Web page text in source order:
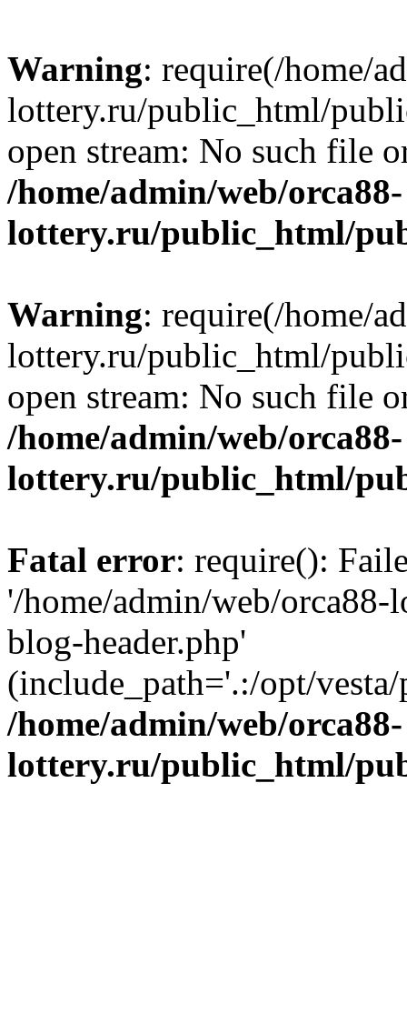
Warning: require(/home/
lottery.ru/public_html/
open stream: No such file
/home/admin/web/orca88-
lottery.ru/public_html/
Warning: require(/home/
lottery.ru/public_html/
open stream: No such file
/home/admin/web/orca88-
lottery.ru/public_html/
Fatal error: require():
'/home/admin/web/
blog-header.php'
(include_path='.:/opt/
/home/admin/web/orca88-
lottery.ru/public_html/